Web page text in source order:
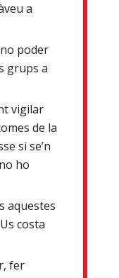
a
poder
grups a
vigilar
de la
si se’n
ho
aquestes
costa
fer